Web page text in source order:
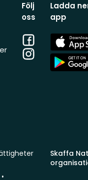
Följ
oss
Facebook
Instagram
Ladda
app
App
Store
App
Store
Skaffa